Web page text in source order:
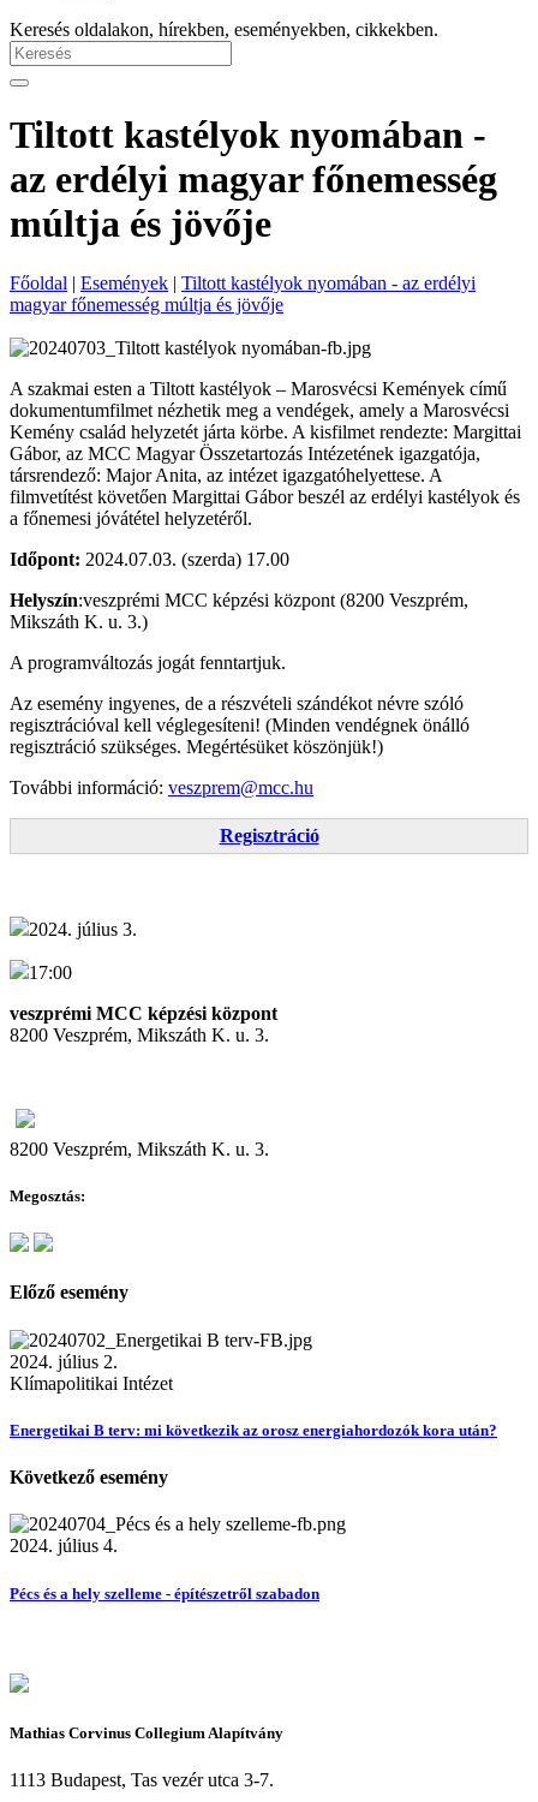
Keresés oldalakon, hírekben, eseményekben, cikkekben.
Tiltott kastélyok nyomában -
az erdélyi magyar főnemesség
múltja és jövője
Főoldal | Események | Tiltott kastélyok nyomában - az erdélyi
magyar főnemesség múltja és jövője
A szakmai esten a Tiltott kastélyok – Marosvécsi Kemények című
dokumentumfilmet nézhetik meg a vendégek, amely a Marosvécsi
Kemény család helyzetét járta körbe. A kisfilmet rendezte: Margittai
Gábor, az MCC Magyar Összetartozás Intézetének igazgatója,
társrendező: Major Anita, az intézet igazgatóhelyettese. A
filmvetítést követően Margittai Gábor beszél az erdélyi kastélyok és
a főnemesi jóvátétel helyzetéről.
Időpont: 2024.07.03. (szerda) 17.00
Helyszín:veszprémi MCC képzési központ (8200 Veszprém,
Mikszáth K. u. 3.)
A programváltozás jogát fenntartjuk.
Az esemény ingyenes, de a részvételi szándékot névre szóló
regisztrációval kell véglegesíteni! (Minden vendégnek önálló
regisztráció szükséges. Megértésüket köszönjük!)
További információ: veszprem@mcc.hu
Regisztráció
2024. július 3.
17:00
veszprémi MCC képzési központ
8200 Veszprém, Mikszáth K. u. 3.
8200 Veszprém, Mikszáth K. u. 3.
Megosztás:
Előző esemény
2024. július 2.
Klímapolitikai Intézet
Energetikai B terv: mi következik az orosz energiahordozók kora után?
Következő esemény
2024. július 4.
Pécs és a hely szelleme - építészetről szabadon
Mathias Corvinus Collegium Alapítvány
1113 Budapest, Tas vezér utca 3-7.